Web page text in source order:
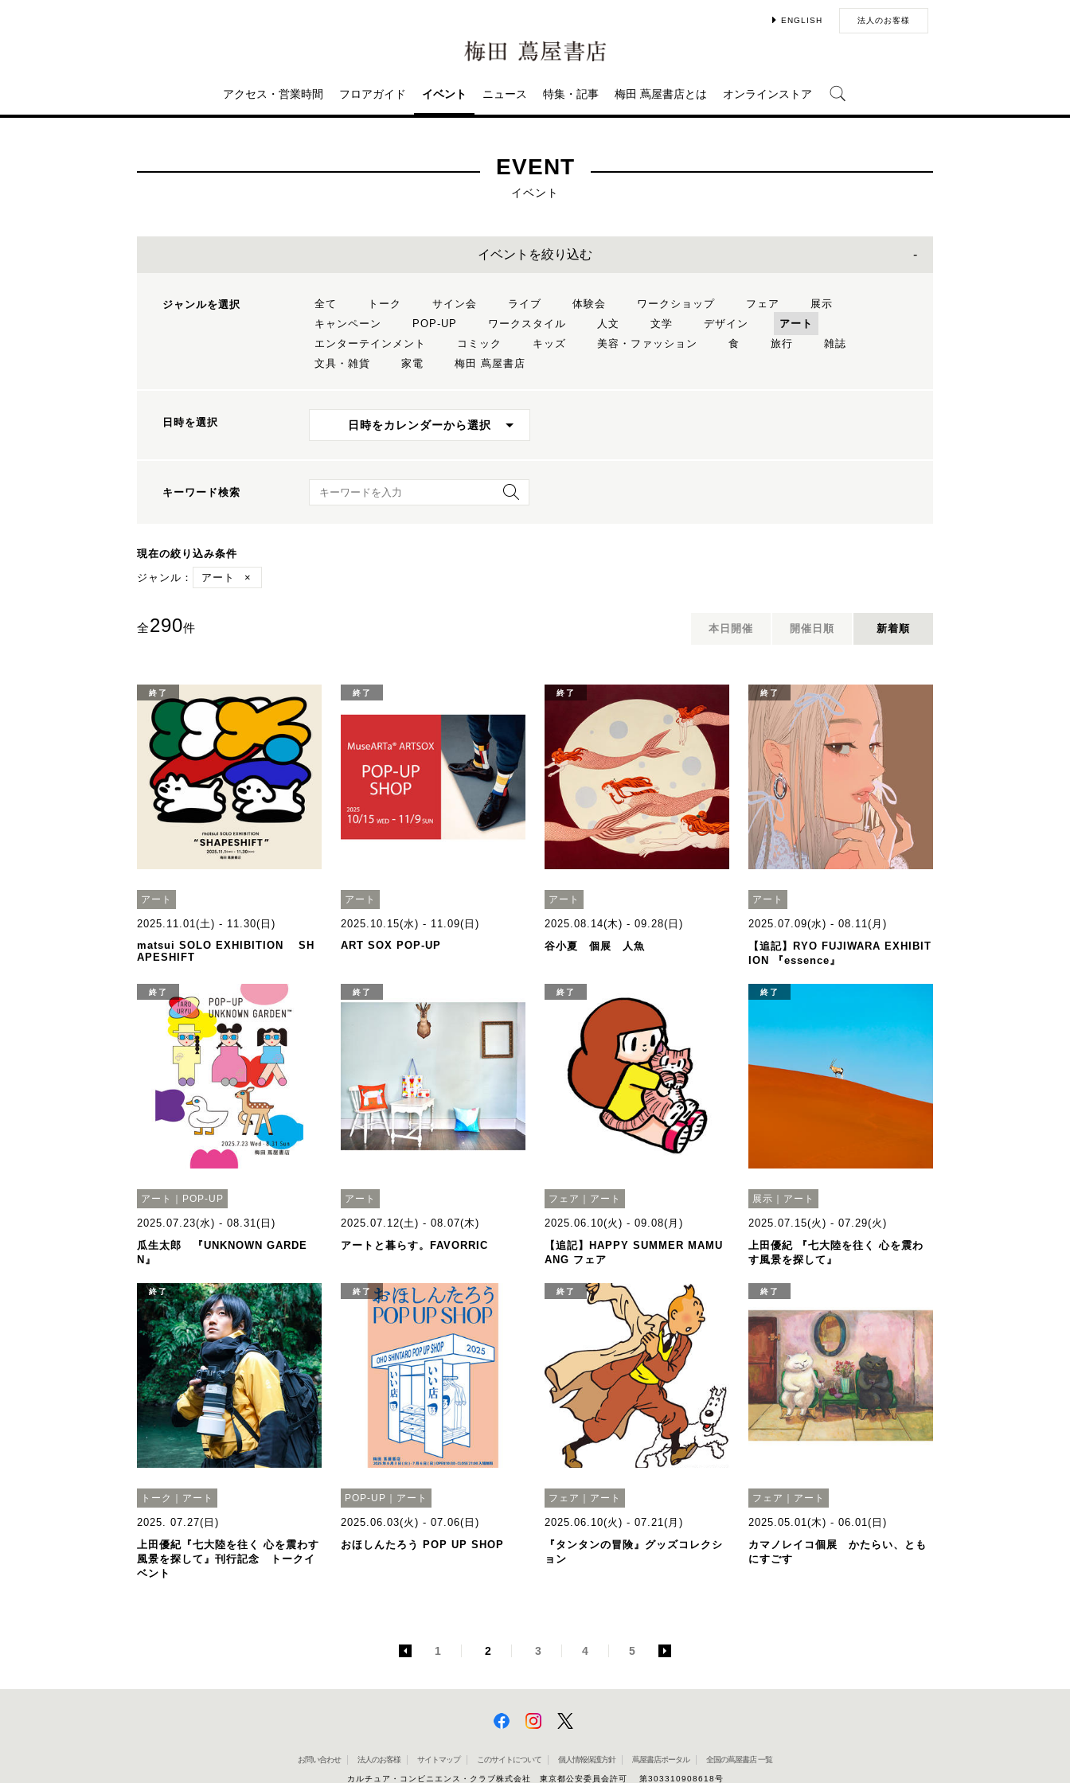
ENGLISH 法人のお客様
アクセス・営業時間 フロアガイド イベント ニュース 特集・記事 梅田 蔦屋書店とは オンラインストア
EVENT
イベント
イベントを絞り込む
ジャンルを選択 全て トーク サイン会 ライブ 体験会 ワークショップ フェア
展示
キャンペーン
POP-UP ワークスタイル 人文 文学 デザイン
アート
エンターテインメント
コミック キッズ 美容・ファッション 食 旅行
雑誌
文具・雑貨
家電 梅田 蔦屋書店
日時を選択 日時をカレンダーから選択
キーワード検索 キーワード検索
現在の絞り込み条件
ジャンル：
アート ×
全290件 本日開催 開催日順 新着順
終了
アート
2025.11.01(土) - 11.30(日)
matsui SOLO EXHIBITION SH
APESHIFT
終了
アート
2025.10.15(水) - 11.09(日)
ART SOX POP-UP
終了
アート
2025.08.14(木) - 09.28(日)
谷小夏 個展 人魚
終了
アート
2025.07.09(水) - 08.11(月)
【追記】RYO FUJIWARA EXHIBIT
ION 『essence』
終了
アート｜POP-UP
2025.07.23(水) - 08.31(日)
瓜生太郎 『UNKNOWN GARDE
N』
終了
アート
2025.07.12(土) - 08.07(木)
アートと暮らす。FAVORRIC
終了
フェア｜アート
2025.06.10(火) - 09.08(月)
【追記】HAPPY SUMMER MAMU
ANG フェア
終了
展示｜アート
2025.07.15(火) - 07.29(火)
上田優紀 『七大陸を往く 心を震わ
す風景を探して』
終了
トーク｜アート
2025. 07.27(日)
上田優紀『七大陸を往く 心を震わす
風景を探して』刊行記念 トークイ
ベント
終了
POP-UP｜アート
2025.06.03(火) - 07.06(日)
おほしんたろう POP UP SHOP
終了
フェア｜アート
2025.06.10(火) - 07.21(月)
『タンタンの冒険』グッズコレクシ
ョン
終了
フェア｜アート
2025.05.01(木) - 06.01(日)
カマノレイコ個展 かたらい、とも
にすごす
1 2 3 4 5
お問い合わせ 法人のお客様 サイトマップ このサイトについて 個人情報保護方針 蔦屋書店ポータル 全国の蔦屋書店 一覧
カルチュア・コンビニエンス・クラブ株式会社 東京都公安委員会許可 第303310908618号